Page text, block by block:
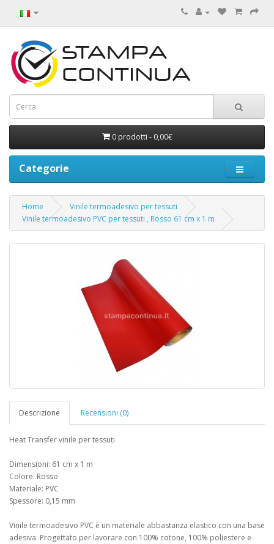
0 prodotti - 0,00€
Categorie
Home
Vinile termoadesivo per tessuti
Vinile termoadesivo PVC per tessuti , Rosso 61 cm x 1 m
Descrizione Recensioni (0)
Heat Transfer vinile per tessuti
Dimensioni: 61 cm x 1 m
Colore: Rosso
Materiale: PVC
Spessore: 0,15 mm
Vinile termoadesivo PVC è un materiale abbastanza elastico con una base
adesiva. Progettato per lavorare con 100% cotone, 100% poliestere e